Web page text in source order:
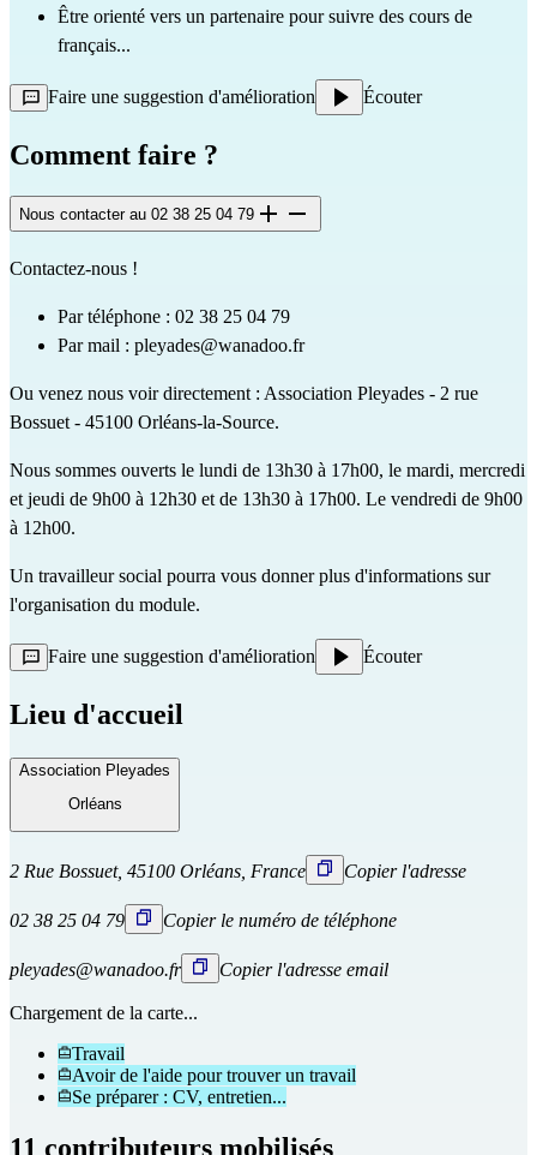
Être orienté vers un partenaire pour suivre des cours de
français...
Faire une suggestion d'amélioration Écouter
Comment faire ?
Nous contacter au 02 38 25 04 79
Contactez-nous !
Par téléphone : 02 38 25 04 79
Par mail : pleyades@wanadoo.fr
Ou venez nous voir directement : Association Pleyades - 2 rue
Bossuet - 45100 Orléans-la-Source.
Nous sommes ouverts le lundi de 13h30 à 17h00, le mardi, mercredi
et jeudi de 9h00 à 12h30 et de 13h30 à 17h00. Le vendredi de 9h00
à 12h00.
Un travailleur social pourra vous donner plus d'informations sur
l'organisation du module.
Faire une suggestion d'amélioration Écouter
Lieu d'accueil
Association Pleyades
Orléans
2 Rue Bossuet, 45100 Orléans, France Copier l'adresse
02 38 25 04 79 Copier le numéro de téléphone
pleyades@wanadoo.fr Copier l'adresse email
Chargement de la carte...
Travail
Avoir de l'aide pour trouver un travail
Se préparer : CV, entretien...
11 contributeurs mobilisés